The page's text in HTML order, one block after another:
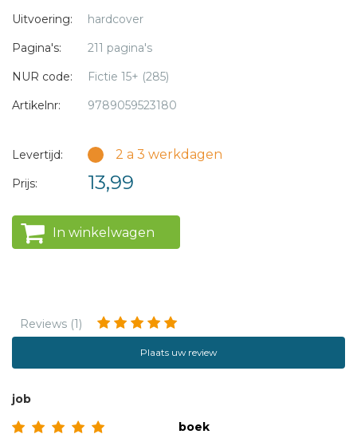
Westland.
Uitvoering:
hardcover
Pagina's:
211 pagina's
NUR code:
Fictie 15+ (285)
Artikelnr:
9789059523180
Levertijd: 2 a 3 werkdagen
Prijs: 13,99
In winkelwagen
Reviews (1)
Plaats uw review
job
boek